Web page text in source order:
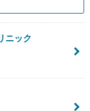
ニック